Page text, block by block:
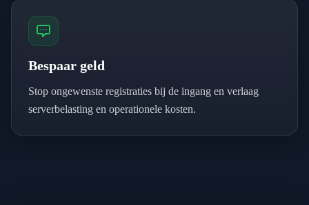
Bespaar geld
Stop ongewenste registraties bij de ingang en verlaag
serverbelasting en operationele kosten.